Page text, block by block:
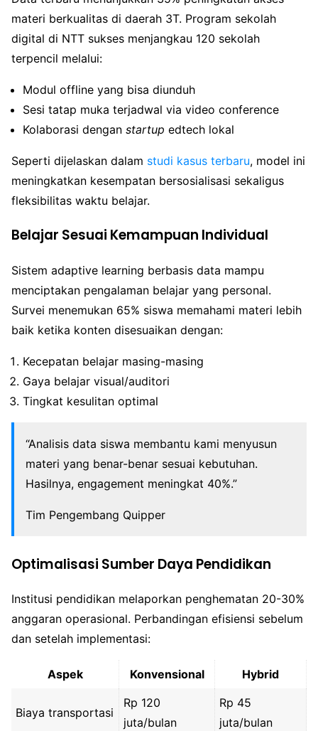
materi berkualitas di daerah 3T. Program sekolah
digital di NTT sukses menjangkau 120 sekolah
terpencil melalui:
Modul offline yang bisa diunduh
Sesi tatap muka terjadwal via video conference
Kolaborasi dengan startup edtech lokal
Seperti dijelaskan dalam studi kasus terbaru, model ini
meningkatkan kesempatan bersosialisasi sekaligus
fleksibilitas waktu belajar.
Belajar Sesuai Kemampuan Individual
Sistem adaptive learning berbasis data mampu
menciptakan pengalaman belajar yang personal.
Survei menemukan 65% siswa memahami materi lebih
baik ketika konten disesuaikan dengan:
Kecepatan belajar masing-masing
Gaya belajar visual/auditori
Tingkat kesulitan optimal
“Analisis data siswa membantu kami menyusun
materi yang benar-benar sesuai kebutuhan.
Hasilnya, engagement meningkat 40%.”
Tim Pengembang Quipper
Optimalisasi Sumber Daya Pendidikan
Institusi pendidikan melaporkan penghematan 20-30%
anggaran operasional. Perbandingan efisiensi sebelum
dan setelah implementasi:
Aspek Konvensional Hybrid
Biaya transportasi
Rp 120
juta/bulan
Rp 45
juta/bulan